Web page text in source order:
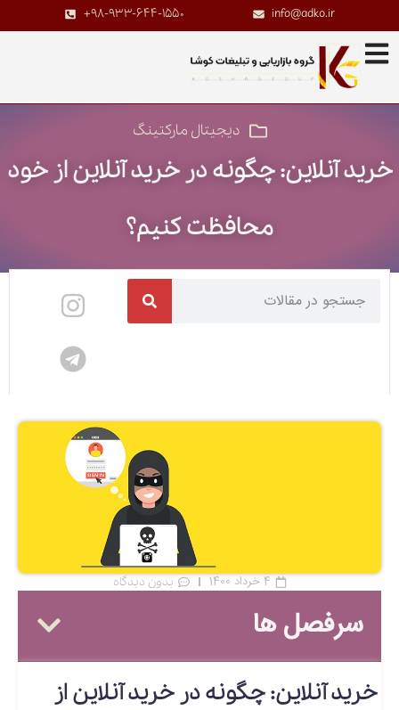
info@adko.ir
+98-933-644-1550
دیجیتال مارکتینگ
خرید آنلاین: چگونه در خرید آنلاین از خود
محافظت کنیم؟
4 خرداد 1400 بدون دیدگاه
سرفصل ها
خرید آنلاین: چگونه در خرید آنلاین از